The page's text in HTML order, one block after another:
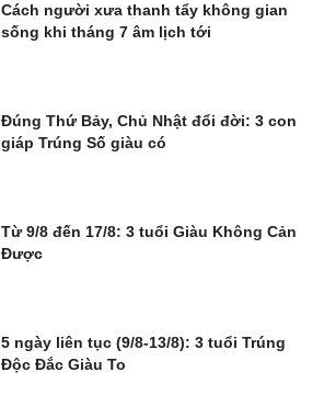
Cách người xưa thanh tẩy không gian
sống khi tháng 7 âm lịch tới
Đúng Thứ Bảy, Chủ Nhật đổi đời: 3 con
giáp Trúng Số giàu có
Từ 9/8 đến 17/8: 3 tuổi Giàu Không Cản
Được
5 ngày liên tục (9/8-13/8): 3 tuổi Trúng
Độc Đắc Giàu To